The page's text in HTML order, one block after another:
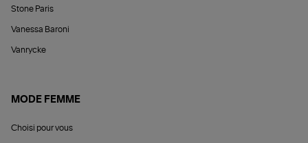
Stone Paris
Vanessa Baroni
Vanrycke
MODE FEMME
Choisi pour vous